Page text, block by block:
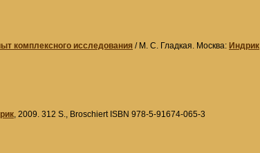
комплексного исследования / М. С. Гладкая. Москва: Индрик
, 2009. 312 S., Broschiert ISBN 978-5-91674-065-3